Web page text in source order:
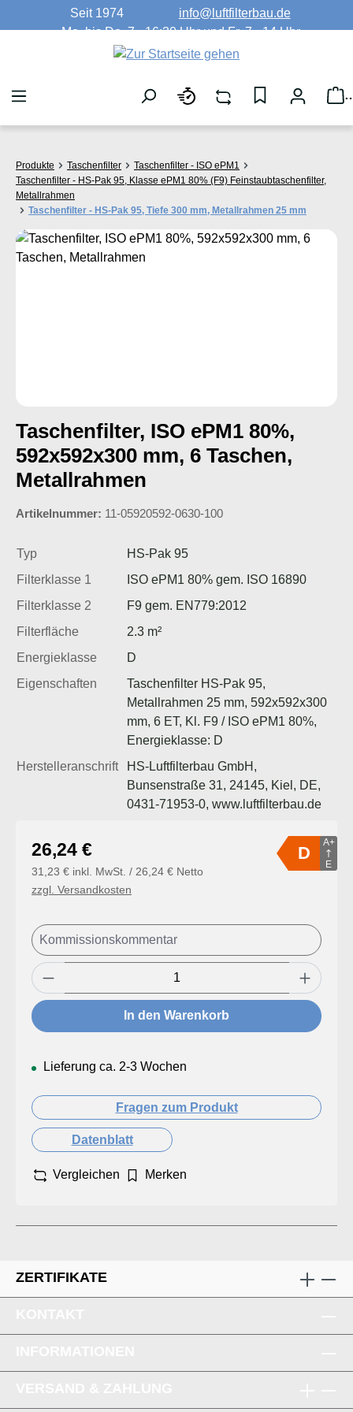
Zum Hauptinhalt springen
Seit 1974
info@luftfilterbau.de
Mo. bis Do. 7 - 16:30 Uhr und Fr. 7 - 14 Uhr
Produkte Taschenfilter
Taschenfilter - ISO ePM1
Taschenfilter - HS-Pak 95, Klasse ePM1 80% (F9) Feinstaubtaschenfilter,
Metallrahmen
Taschenfilter - HS-Pak 95, Tiefe 300 mm, Metallrahmen 25 mm
Bildergalerie überspringen
Taschenfilter, ISO ePM1 80%,
592x592x300 mm, 6 Taschen,
Metallrahmen
Artikelnummer: 11-05920592-0630-100
Typ
HS-Pak 95
Filterklasse 1
ISO ePM1 80% gem. ISO 16890
Filterklasse 2
F9 gem. EN779:2012
Filterfläche
2.3 m²
Energieklasse
D
Eigenschaften
Taschenfilter HS-Pak 95,
Metallrahmen 25 mm, 592x592x300
mm, 6 ET, Kl. F9 / ISO ePM1 80%,
Energieklasse: D
Herstelleranschrift
HS-Luftfilterbau GmbH,
Bunsenstraße 31, 24145, Kiel, DE,
0431-71953-0, www.luftfilterbau.de
Regulärer Preis:
26,24 €
31,23 € inkl. MwSt. / 26,24 € Netto
zzgl. Versandkosten
Produkt Anzahl: Gib den gewünschten
In den Warenkorb
Lieferung ca. 2-3 Wochen
D
A+
E
Fragen zum Produkt
Datenblatt
Vergleichen Merken
ZERTIFIKATE